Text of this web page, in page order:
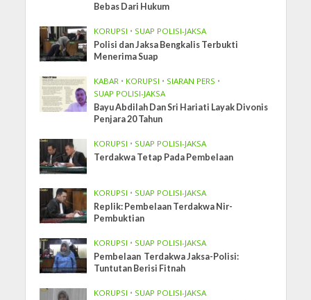
Bebas Dari Hukum
KORUPSI • SUAP POLISI-JAKSA
Polisi dan Jaksa Bengkalis Terbukti
Menerima Suap
KABAR • KORUPSI • SIARAN PERS •
SUAP POLISI-JAKSA
Bayu Abdilah Dan Sri Hariati Layak Divonis
Penjara 20 Tahun
KORUPSI • SUAP POLISI-JAKSA
Terdakwa Tetap Pada Pembelaan
KORUPSI • SUAP POLISI-JAKSA
Replik: Pembelaan Terdakwa Nir-
Pembuktian
KORUPSI • SUAP POLISI-JAKSA
Pembelaan Terdakwa Jaksa-Polisi:
Tuntutan Berisi Fitnah
KORUPSI • SUAP POLISI-JAKSA